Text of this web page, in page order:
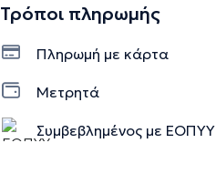
Τρόποι πληρωμής
Πληρωμή με κάρτα
Μετρητά
Συμβεβλημένος με ΕΟΠΥΥ